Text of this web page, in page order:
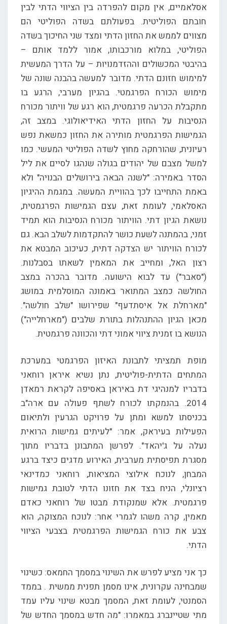
אסלאמיים, אין מקום להפרדה בין הציווי הדתי לבין
חובתם הפוליטית. בפעולתם בשדה הפוליטי הם
מצווים לממש את החזון הדתי ומצד שני החיכוך בשדה
הפוליטי, במלוא מורכבותו, אמור ללמד אותם –
בהיבטי המכשולים וההזדמנויות – על הדרך המעשית
למימוש חזונם הדתי. מדובר למעשה בהבנה שונה של
מימוש הכורח הפרגמטי. בהגיון מערבי, הרגע בו
מתקבלת הכרעה פרגמטית, הוא רגע של וויתור מכורח
הנסיבות על החזון הדתי האידיאולוגי. במצב זה,
הגמישות הפרגמטית מותירה את החזון כמשאת נפש
רעיונית, שהורחקה מחוץ לשדה הפוליטי המעשי. כמו
למשל מצבם של יהודים בגולה שנהגו לסיים את ליל
הסדר באמירה: "לשנה הבאה בירושלים הבנויה" ולא
באמת התחייבו לכך בהוויית המעשה. במגמת ההיגיון
האסלאמי, לעומת זאת, עצם הגמישות הפרגמטית,
נושאת הגיון דתי. הוויתור מכורח הנסיבות הוא תמיד
זמני, בהמתנה לשעת כושר להתקדמות לשלב הבא. גם
לכורח הוויתור יש הצדקה דתית, כעיכוב המבטא את
רצון האל, ומחייב את המאמין לשאתו בסבלנות.
("סאבר") עד לבוא הישועה. מדובר בהכרה במצב
החולשה כמצב המתואר באמונה המוסלמית במושג
"מארחלת אל איסתדעף" שפירושו "שלב חולשה".
מכאן הגיון ההתנהלות בתורת שלבים ("מארחלייה")
הנושא בו זמנית ציווי אמוני דתי והכוונה פרגמטית.
מופת תמציתי לתבונת האיזון הפרגמטי במערכת
המתחים הדתית-פוליטית, נתן נשיא איראן רוחאני
בדבריו למנהיגי דת באיראן באסיפה לקראת רמאדן
2014. בהנמקתו לכורח לשתף פעולה עם ארה"ב
בכניסתו למשא ומתן על פרויקט הגרעין ולתיאום
הפעילות בעיראק, אמר: "לעיתים גמישות הרואית
נעלה על ג'יהאד". לפרשן המתבונן בדבריו מתוך
מסגרת תפיסתית מערבית, האירוע מדגים כיצד ברגע
המבחן, לנוכח אילוצי המציאות, רוחאני כמדינאי
רציונלי, הניח בצד את חזונו הדתי לטובת גמישות
פרגמטית. אלא שמנקודת מבטו של רוחאני כאדם
מאמין, קרה משהו לגמרי אחר: לנוכח המצוקה, הוא
צבע את כורח הגמישות הפרגמטית בצבעי הציווי
הדתי.
כך אני מציע לפרש את השינוי במסמך החמאס: כשינוי
שמבחינה עקרונית, אינו מסמן תפנית ממשית . בממד
הסמנטי, לעומת זאת, המסמך מבטא שינוי עליו עמד
מתי שטיינברג במאמרו: "מה חדש במסמך החדש של